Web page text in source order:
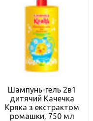
Шампунь-гель 2в1
дитячий Качечка
Кряка з екстрактом
ромашки, 750 мл